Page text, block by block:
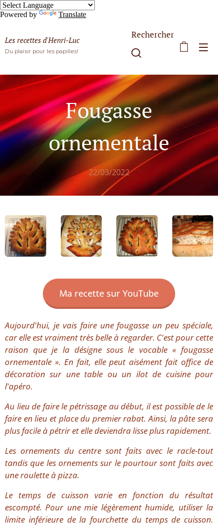
Powered by Translate
Les recettes d'Henri-Luc
Du plaisir pour les papilles!
Rechercher
Fougasse
ornementale
22/03/2022
Ma recette sur YouTube
Aujourd'hui, je vais faire une fougasse un peu spéciale,
car elle est vraiment très belle à regarder. C'est pour cette
raison que je la désigne sous le vocable « fougasse
ornementale ». En fait, elle peut aisément fait office de
décoration sur une table ou un ilot de cuisine pour
l'apéro.
Au lieu de faire le pétrissage au début, il est possible de le
faire en lieu et place du premier rabat. Ainsi, la pâte sera
plus facile à pétrir et elle deviendra lisse plus rapidement.
Les ornements du centre sont faits avec le racle-tout
tandis que les ornements sur le pourtour sont faits avec
une roulette à pizza.
Le temps de cuisson varie en fonction du résultat
escompté. Pour une mie légèrement humide, utiliser la
limite inférieure de la fourchette du temps de cuisson.